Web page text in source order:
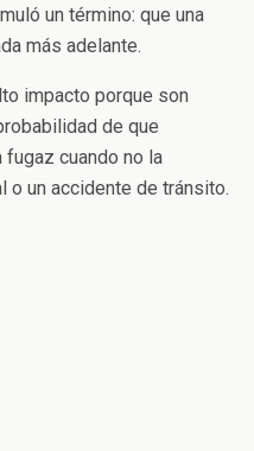
un término: que una
más adelante.
impacto porque son
de que
fugaz cuando no la
o un accidente de tránsito.